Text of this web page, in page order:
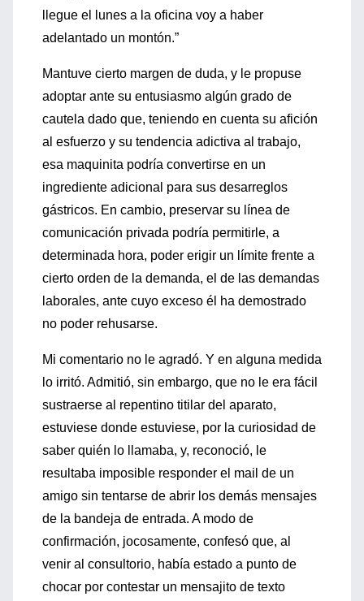
llegue el lunes a la oficina voy a haber
adelantado un montón.”
Mantuve cierto margen de duda, y le propuse
adoptar ante su entusiasmo algún grado de
cautela dado que, teniendo en cuenta su afición
al esfuerzo y su tendencia adictiva al trabajo,
esa maquinita podría convertirse en un
ingrediente adicional para sus desarreglos
gástricos. En cambio, preservar su línea de
comunicación privada podría permitirle, a
determinada hora, poder erigir un límite frente a
cierto orden de la demanda, el de las demandas
laborales, ante cuyo exceso él ha demostrado
no poder rehusarse.
Mi comentario no le agradó. Y en alguna medida
lo irritó. Admitió, sin embargo, que no le era fácil
sustraerse al repentino titilar del aparato,
estuviese donde estuviese, por la curiosidad de
saber quién lo llamaba, y, reconoció, le
resultaba imposible responder el mail de un
amigo sin tentarse de abrir los demás mensajes
de la bandeja de entrada. A modo de
confirmación, jocosamente, confesó que, al
venir al consultorio, había estado a punto de
chocar por contestar un mensajito de texto